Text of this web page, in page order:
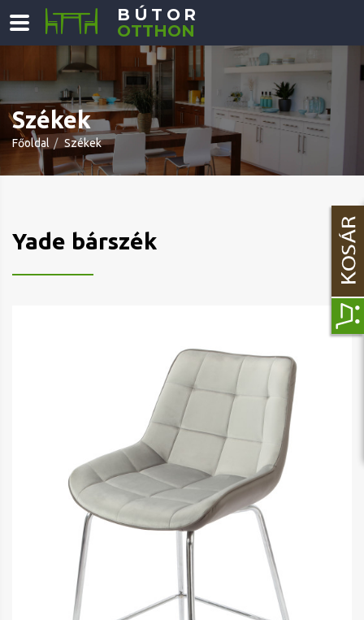
BÚTOR
OTTHON
Székek
Főoldal Székek
Yade bárszék